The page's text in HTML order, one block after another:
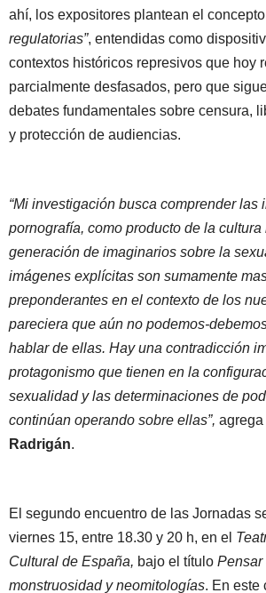
ahí, los expositores plantean el
regulatorias”, entendidas como
contextos históricos represivos que hoy
parcialmente desfasados, pero que
debates fundamentales sobre censura,
y protección de audiencias.
“Mi investigación busca comprender las
pornografía, como producto de la cultura
generación de imaginarios sobre la
imágenes explícitas son sumamente
preponderantes en el contexto de los
pareciera que aún no podemos-
hablar de ellas. Hay una contradicción
protagonismo que tienen en la
sexualidad y las determinaciones de
continúan operando sobre ellas”, agrega
Radrigán.
El segundo encuentro de las Jornadas
viernes 15, entre 18.30 y 20 h, en el
Cultural de España, bajo el título Pensar
monstruosidad y neomitologías. En este